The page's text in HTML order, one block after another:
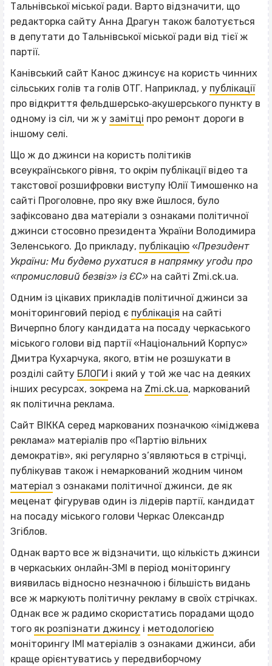
Тальнівської міської ради. Варто відзначити, що
редакторка сайту Анна Драгун також балотується
в депутати до Тальнівської міської ради від тієї ж
партії.
Канівський сайт Канос джинсує на користь чинних
сільських голів та голів ОТГ. Наприклад, у публікації
про відкриття фельдшерсько‐акушерського пункту в
одному із сіл, чи ж у замітці про ремонт дороги в
іншому селі.
Що ж до джинси на користь політиків
всеукраїнського рівня, то окрім публікації відео та
такстової розшифровки виступу Юлії Тимошенко на
сайті Проголовне, про яку вже йшлося, було
зафіксовано два матеріали з ознаками політичної
джинси стосовно президента України Володимира
Зеленського. До прикладу, публікацію «Президент
України: Ми будемо рухатися в напрямку угоди про
«промисловий безвіз» із ЄС» на сайті Zmi.ck.ua.
Одним із цікавих прикладів політичної джинси за
моніторинговий період є публікація на сайті
Вичерпно блогу кандидата на посаду черкаського
міського голови від партії «Національний Корпус»
Дмитра Кухарчука, якого, втім не розшукати в
розділі сайту БЛОГИ і який у той же час на деяких
інших ресурсах, зокрема на Zmi.ck.ua, маркований
як політична реклама.
Сайт ВІККА серед маркованих позначкою «іміджева
реклама» матеріалів про «Партію вільних
демократів», які регулярно з’являються в стрічці,
публікував також і немаркований жодним чином
матеріал з ознаками політичної джинси, де як
меценат фігурував один із лідерів партії, кандидат
на посаду міського голови Черкас Олександр
Згіблов.
Однак варто все ж відзначити, що кількість джинси
в черкаських онлайн‐ЗМІ в період моніторингу
виявилась відносно незначною і більшість видань
все ж маркують політичну рекламу в своїх стрічках.
Однак все ж радимо скористатись порадами щодо
того як розпізнати джинсу і методологією
моніторингу ІМІ матеріалів з ознаками джинси, аби
краще орієнтуватись у передвиборчому